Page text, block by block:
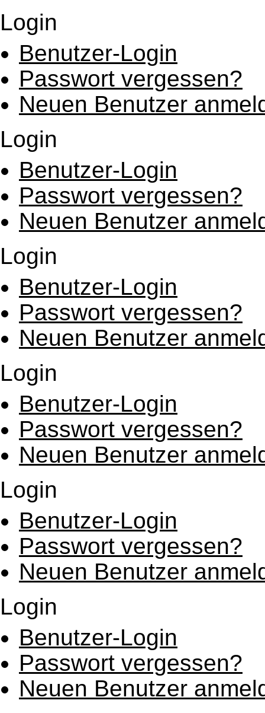
Login
Benutzer-Login
Passwort vergessen?
Neuen Benutzer
Login
Benutzer-Login
Passwort vergessen?
Neuen Benutzer
Login
Benutzer-Login
Passwort vergessen?
Neuen Benutzer
Login
Benutzer-Login
Passwort vergessen?
Neuen Benutzer
Login
Benutzer-Login
Passwort vergessen?
Neuen Benutzer
Login
Benutzer-Login
Passwort vergessen?
Neuen Benutzer